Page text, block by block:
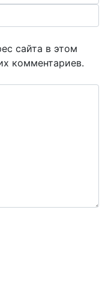
сайта в этом
комментариев.